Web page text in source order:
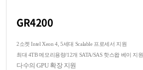
GR4200
2소켓 Intel Xeon 4, 5세대 Scalable 프로세서 지원
최대 4TB 메모리용량/12개 SATA/SAS 핫스왑 베이 지원
다수의 GPU 확장 지원